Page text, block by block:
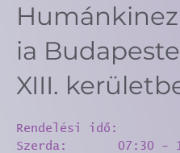
ia
XIII.
Rendelési idő:
Szerda: 07:30 -